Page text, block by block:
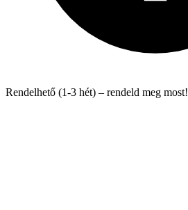
Rendelhető (1-3 hét) – rendeld meg most!